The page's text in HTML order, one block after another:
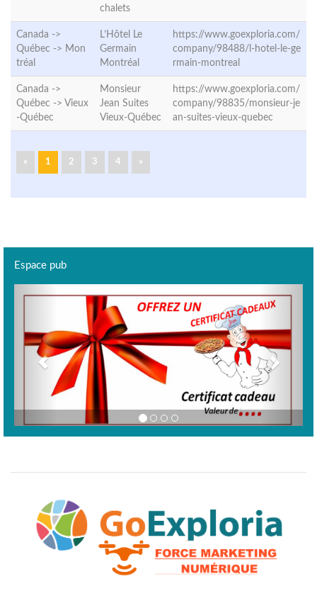
chalets
Canada ->
Québec -> Mon
tréal
L’Hôtel Le
Germain
Montréal
https://www.goexploria.com/
company/98488/l-hotel-le-ge
rmain-montreal
Canada ->
Québec -> Vieux
-Québec
Monsieur
Jean Suites
Vieux-Québec
https://www.goexploria.com/
company/98835/monsieur-je
an-suites-vieux-quebec
« 1 2 3 4 »
Espace pub